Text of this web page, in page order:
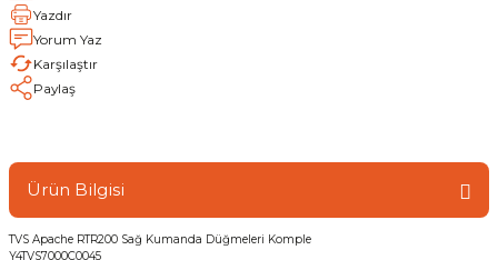
Yazdır
Yorum Yaz
Karşılaştır
Paylaş
Ürün Bilgisi
TVS Apache RTR200 Sağ Kumanda Düğmeleri Komple
Y4TVS7000C0045